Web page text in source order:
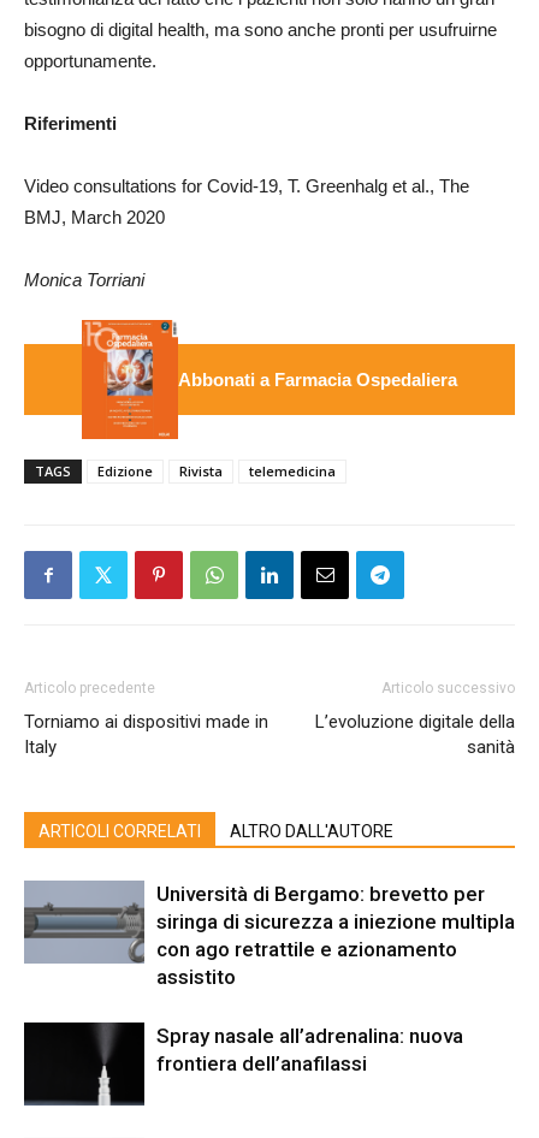
bisogno di digital health, ma sono anche pronti per usufruirne
opportunamente.
Riferimenti
Video consultations for Covid-19, T. Greenhalg et al., The
BMJ, March 2020
Monica Torriani
Abbonati a Farmacia Ospedaliera
TAGS Edizione Rivista telemedicina
Articolo precedente
Torniamo ai dispositivi made in
Italy
Articolo successivo
L’evoluzione digitale della
sanità
ARTICOLI CORRELATI ALTRO DALL'AUTORE
Università di Bergamo: brevetto per
siringa di sicurezza a iniezione multipla
con ago retrattile e azionamento
assistito
Spray nasale all’adrenalina: nuova
frontiera dell’anafilassi